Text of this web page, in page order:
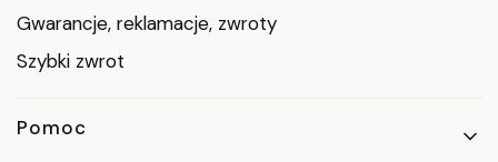
Gwarancje, reklamacje, zwroty
Szybki zwrot
Pomoc